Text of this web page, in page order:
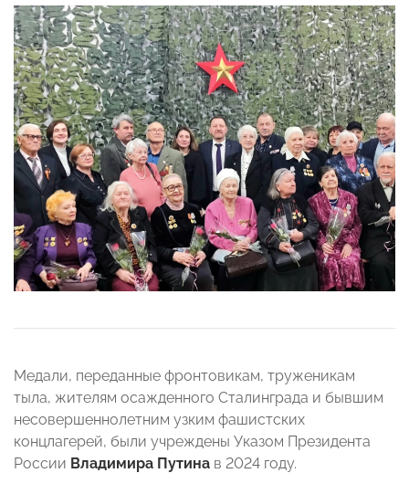
Медали, переданные фронтовикам, труженикам
тыла, жителям осажденного Сталинграда и бывшим
несовершеннолетним узким фашистских
концлагерей, были учреждены Указом Президента
России Владимира Путина в 2024 году.